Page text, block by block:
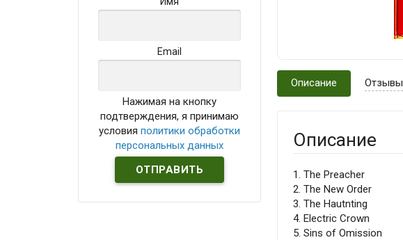
Email
Нажимая на кнопку
подтверждения, я принимаю
условияполитики обработки
персональных данных
Описание Отзывы
Описание
1. The Preacher
2. The New Order
3. The Hautnting
4. Electric Crown
5. Sins of Omission